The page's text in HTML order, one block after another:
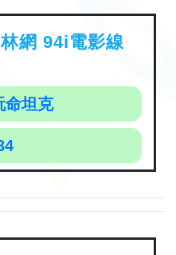
網 94i電影線
命坦克